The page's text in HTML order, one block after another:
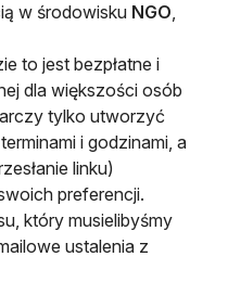
w środowisku NGO,
to jest bezpłatne i
dla większości osób
tylko utworzyć
i godzinami, a
linku)
preferencji.
który musielibyśmy
ustalenia z